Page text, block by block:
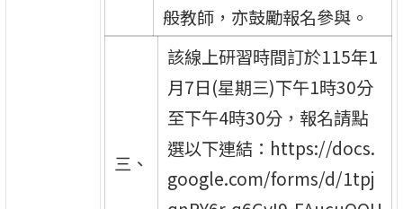
般教師，亦鼓勵報名參與。
三、
該線上研習時間訂於115年1
月7日(星期三)下午1時30分
至下午4時30分，報名請點
選以下連結：https://docs.
google.com/forms/d/1tpj